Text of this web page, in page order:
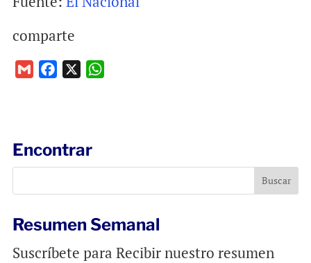
comparte
o
k
p
Encontrar
Resumen Semanal
Suscríbete para Recibir nuestro resumen